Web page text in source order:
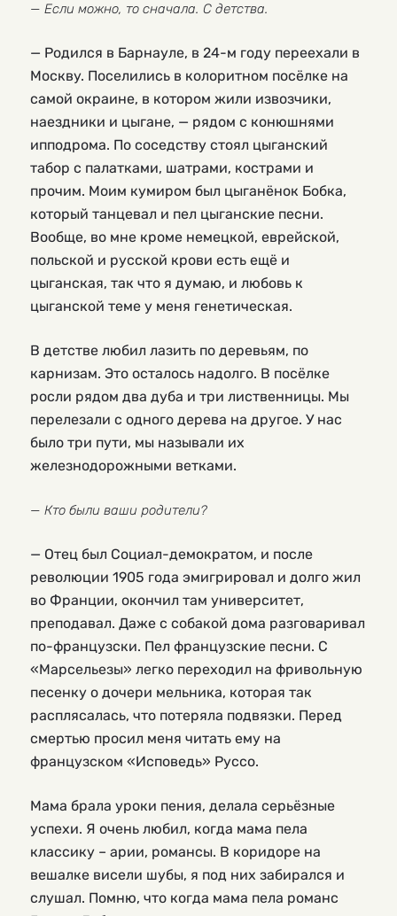
— Если можно, то сначала. С детства.
— Родился в Барнауле, в 24-м году переехали в
Москву. Поселились в колоритном посёлке на
самой окраине, в котором жили извозчики,
наездники и цыгане, — рядом с конюшнями
ипподрома. По соседству стоял цыганский
табор с палатками, шатрами, кострами и
прочим. Моим кумиром был цыганёнок Бобка,
который танцевал и пел цыганские песни.
Вообще, во мне кроме немецкой, еврейской,
польской и русской крови есть ещё и
цыганская, так что я думаю, и любовь к
цыганской теме у меня генетическая.
В детстве любил лазить по деревьям, по
карнизам. Это осталось надолго. В посёлке
росли рядом два дуба и три лиственницы. Мы
перелезали с одного дерева на другое. У нас
было три пути, мы называли их
железнодорожными ветками.
— Кто были ваши родители?
— Отец был Социал-демократом, и после
революции 1905 года эмигрировал и долго жил
во Франции, окончил там университет,
преподавал. Даже с собакой дома разговаривал
по-французски. Пел французские песни. С
«Марсельезы» легко переходил на фривольную
песенку о дочери мельника, которая так
расплясалась, что потеряла подвязки. Перед
смертью просил меня читать ему на
французском «Исповедь» Руссо.
Мама брала уроки пения, делала серьёзные
успехи. Я очень любил, когда мама пела
классику – арии, романсы. В коридоре на
вешалке висели шубы, я под них забирался и
слушал. Помню, что когда мама пела романс